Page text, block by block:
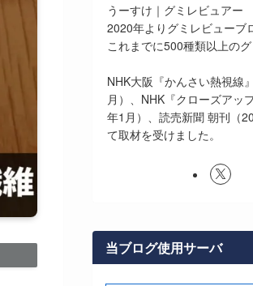
うーすけ｜グミレビュアー
2020年よりグミレビューブ
これまでに500種類以上のグ
NHK大阪『かんさい熱視線
月）、NHK『クローズアッ
年1月）、読売新聞 朝刊（
て取材を受けました。
当ブログ使用サーバ